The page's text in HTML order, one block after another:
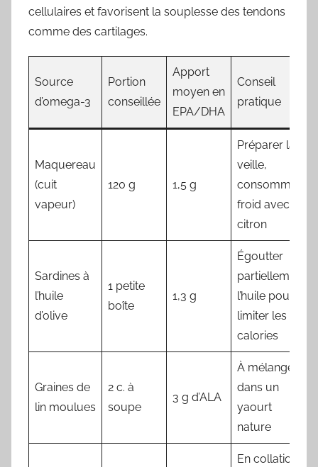
cellulaires et favorisent la souplesse des tendons
comme des cartilages.
Source
d’omega-3
Portion
conseillée
Apport
moyen en
EPA/DHA
Conseil
pratique
Maquereau
(cuit
vapeur)
120 g 1,5 g
Préparer la
veille,
consommer
froid avec
citron
Sardines à
l’huile
d’olive
1 petite
boîte
1,3 g
Égoutter
partiellement
l’huile pour
limiter les
calories
Graines de
lin moulues
2 c. à
soupe
3 g d’ALA
À mélanger
dans un
yaourt
nature
En collation